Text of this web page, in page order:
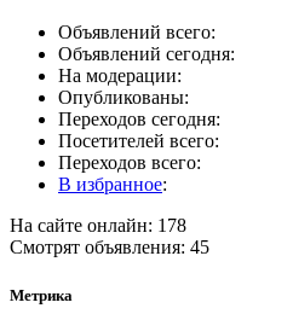
Объявлений всего:
Объявлений сегодня:
На модерации:
Опубликованы:
Переходов сегодня:
Посетителей всего:
Переходов всего:
В избранное:
На сайте онлайн: 178
Смотрят объявления: 45
Метрика